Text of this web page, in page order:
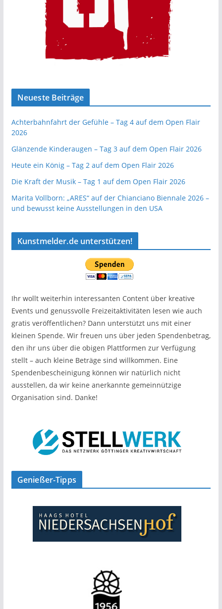
Neueste Beiträge
Achterbahnfahrt der Gefühle – Tag 4 auf dem Open Flair
2026
Glänzende Kinderaugen – Tag 3 auf dem Open Flair 2026
Heute ein König – Tag 2 auf dem Open Flair 2026
Die Kraft der Musik – Tag 1 auf dem Open Flair 2026
Marita Vollborn: „ARES“ auf der Chianciano Biennale 2026 –
und bewusst keine Ausstellungen in den USA
Kunstmelder.de unterstützen!
Ihr wollt weiterhin interessanten Content über kreative
Events und genussvolle Freizeitaktivitäten lesen wie auch
gratis veröffentlichen? Dann unterstützt uns mit einer
kleinen Spende. Wir freuen uns über jeden Spendenbetrag,
den ihr uns über die obigen Plattformen zur Verfügung
stellt – auch kleine Beträge sind willkommen. Eine
Spendenbescheinigung können wir natürlich nicht
ausstellen, da wir keine anerkannte gemeinnützige
Organisation sind. Danke!
Genießer-Tipps